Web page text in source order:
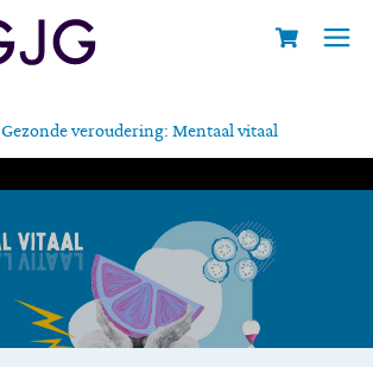
Gezonde veroudering: Mentaal vitaal